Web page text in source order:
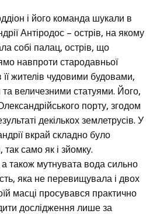
і його команда шукали в
Антіродос – острів, на якому
собі палац, острів, що
навпроти стародавньої
жителів чудовими будовами,
величезними статуями. Його,
порту, згодом
декількох землетрусів. У
вкрай складно було
само як і зйомку.
також мутнувата вода сильно
яка не перевищувала і двох
масці просувався практично
дослідження лише за